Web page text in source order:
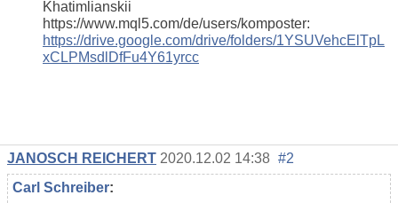
Khatimlianskii
https://www.mql5.com/de/users/komposter:
https://drive.google.com/drive/folders/1YSUVehcElTpL
xCLPMsdlDfFu4Y61yrcc
JANOSCH REICHERT 2020.12.02 14:38 #2
Carl Schreiber: